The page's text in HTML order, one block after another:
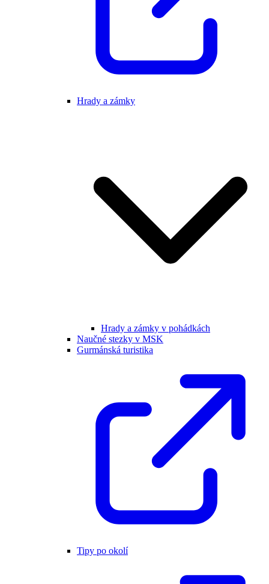
Hrady a zámky
Hrady a zámky v pohádkách
Naučné stezky v MSK
Gurmánská turistika
Tipy po okolí